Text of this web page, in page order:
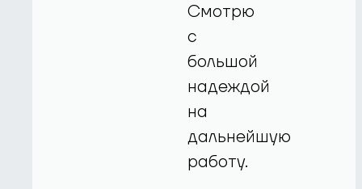
Смотрю
с
большой
надеждой
на
дальнейшую
работу.